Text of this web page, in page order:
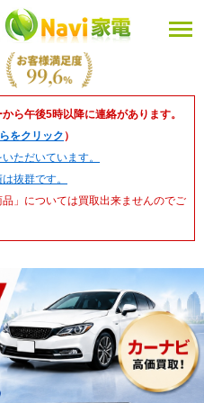
ら午後5時以降に連絡があります。
をクリック ）
ただいています。
抜群です。
」については買取出来ませんのでご